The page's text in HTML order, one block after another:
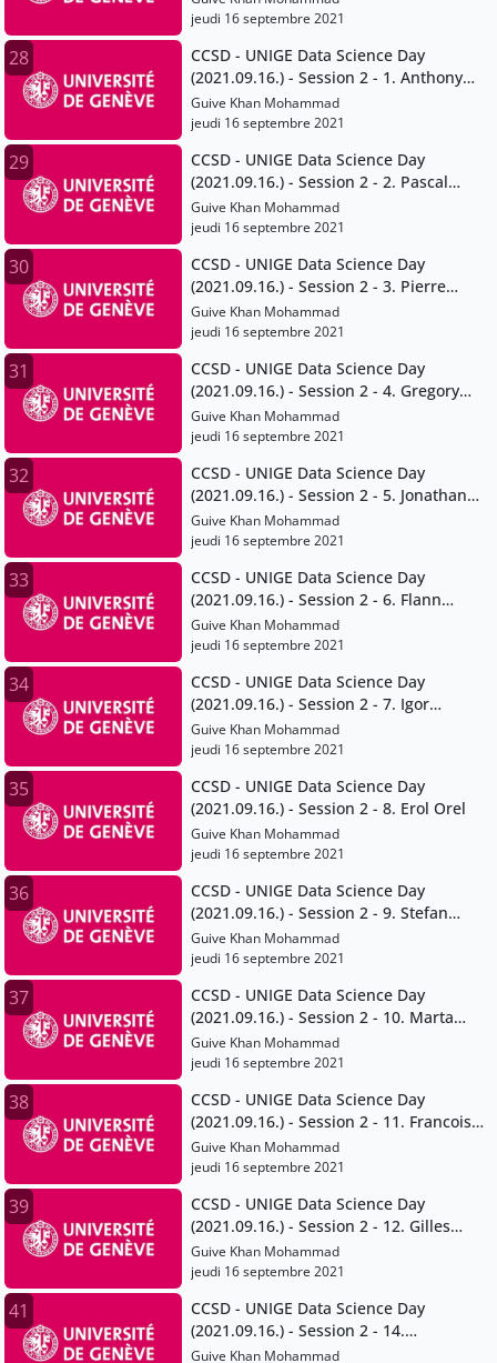
jeudi 16 septembre 2021
28
CCSD - UNIGE Data Science Day
(2021.09.16.) - Session 2 - 1. Anthony
Lehmann
Guive Khan Mohammad
jeudi 16 septembre 2021
29
CCSD - UNIGE Data Science Day
(2021.09.16.) - Session 2 - 2. Pascal
Peduzzi
Guive Khan Mohammad
jeudi 16 septembre 2021
30
CCSD - UNIGE Data Science Day
(2021.09.16.) - Session 2 - 3. Pierre
Lacroix
Guive Khan Mohammad
jeudi 16 septembre 2021
31
CCSD - UNIGE Data Science Day
(2021.09.16.) - Session 2 - 4. Gregory
Giuliani
Guive Khan Mohammad
jeudi 16 septembre 2021
32
CCSD - UNIGE Data Science Day
(2021.09.16.) - Session 2 - 5. Jonathan
Chambers
Guive Khan Mohammad
jeudi 16 septembre 2021
33
CCSD - UNIGE Data Science Day
(2021.09.16.) - Session 2 - 6. Flann
Chambers
Guive Khan Mohammad
jeudi 16 septembre 2021
34
CCSD - UNIGE Data Science Day
(2021.09.16.) - Session 2 - 7. Igor
Mathias
Guive Khan Mohammad
jeudi 16 septembre 2021
35
CCSD - UNIGE Data Science Day
(2021.09.16.) - Session 2 - 8. Erol Orel
Guive Khan Mohammad
jeudi 16 septembre 2021
36
CCSD - UNIGE Data Science Day
(2021.09.16.) - Session 2 - 9. Stefan
Sperlich
Guive Khan Mohammad
jeudi 16 septembre 2021
37
CCSD - UNIGE Data Science Day
(2021.09.16.) - Session 2 - 10. Marta
Pittavino
Guive Khan Mohammad
jeudi 16 septembre 2021
38
CCSD - UNIGE Data Science Day
(2021.09.16.) - Session 2 - 11. Francois
Grey
Guive Khan Mohammad
jeudi 16 septembre 2021
39
CCSD - UNIGE Data Science Day
(2021.09.16.) - Session 2 - 12. Gilles
Falquet
Guive Khan Mohammad
jeudi 16 septembre 2021
41
CCSD - UNIGE Data Science Day
(2021.09.16.) - Session 2 - 14.
Volodymyr Savchenko
Guive Khan Mohammad